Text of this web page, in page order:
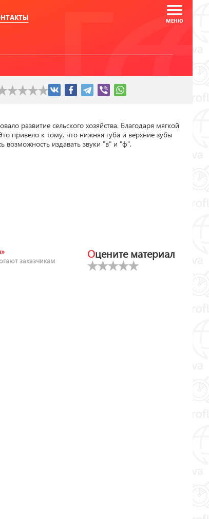
развитие сельского хозяйства. Благодаря мягкой
привело к тому, что нижняя губа и верхние зубы
возможность издавать звуки "в" и "ф".
заказчикам
Оцените материал